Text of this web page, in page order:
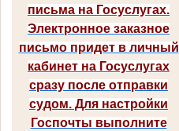
письма на Госуслугах.
Электронное заказное
письмо придет в личный
кабинет на Госуслугах
сразу после отправки
судом. Для настройки
Госпочты выполните